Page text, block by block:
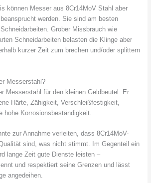
können Messer aus 8Cr14MoV Stahl aber
werden. Sie sind am besten
Grober Missbrauch wie
Schneidarbeiten belasten die Klinge aber
kurzer Zeit zum brechen und/oder splittern
Messerstahl?
Messerstahl für den kleinen Geldbeutel. Er
Härte, Zähigkeit, Verschleißfestigkeit,
hohe Korrosionsbeständigkeit.
zur Annahme verleiten, dass 8Cr14MoV-
sind, was nicht stimmt. Im Gegenteil ein
lange Zeit gute Dienste leisten –
und respektiert seine Grenzen und lässt
angedeihen.